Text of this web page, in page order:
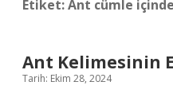
Etiket:Ant cümle
Ant Kelimesinin
Tarih: Ekim 28, 2024